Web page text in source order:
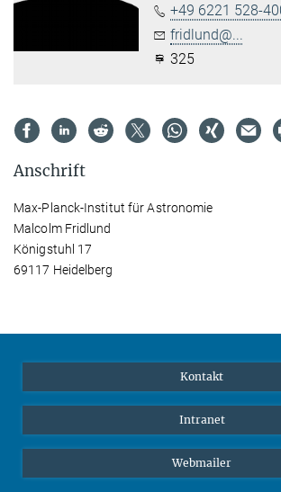
+49 6221 528-
fridlund@...
325
Anschrift
Max-Planck-Institut für Astronomie
Malcolm Fridlund
Königstuhl 17
69117 Heidelberg
Kontakt
Intranet
Webmailer